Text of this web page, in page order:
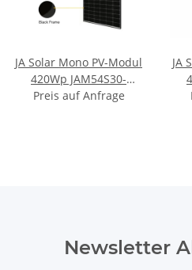
JA Solar Mono PV-Modul
420Wp JAM54S30-
420/GR Rahmen
Preis auf Anfrage
JA
Newsletter